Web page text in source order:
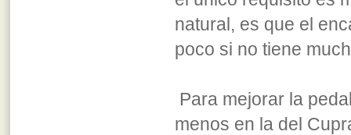
natural, es que el
poco si no tiene
Para mejorar la
menos en la del